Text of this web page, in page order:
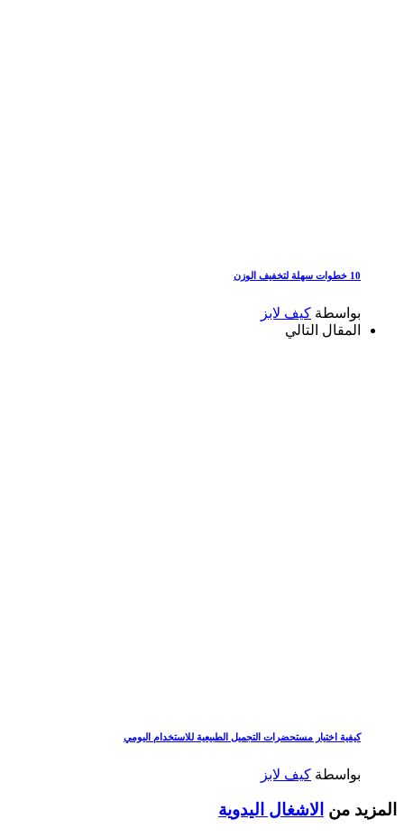
10 خطوات سهلة لتخفيف الوزن
بواسطة كيف لابز
المقال التالي
كيفية اختيار مستحضرات التجميل الطبيعية للاستخدام اليومي
بواسطة كيف لابز
المزيد من الاشغال اليدوية